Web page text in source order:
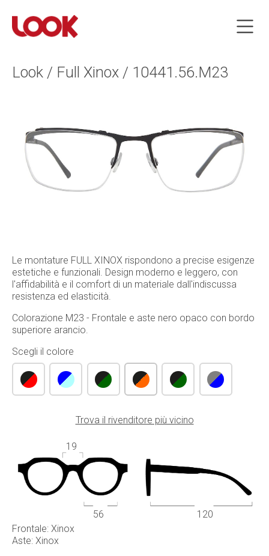
Look / Full Xinox / 10441.56.M23
Frontale: Xinox
Aste: Xinox
Le montature FULL XINOX rispondono a precise esigenze
estetiche e funzionali. Design moderno e leggero, con
l'affidabilità e il comfort di un materiale dall'indiscussa
resistenza ed elasticità.
Colorazione M23 - Frontale e aste nero opaco con bordo
superiore arancio.
Scegli il colore
Trova il rivenditore più vicino
56
19
120